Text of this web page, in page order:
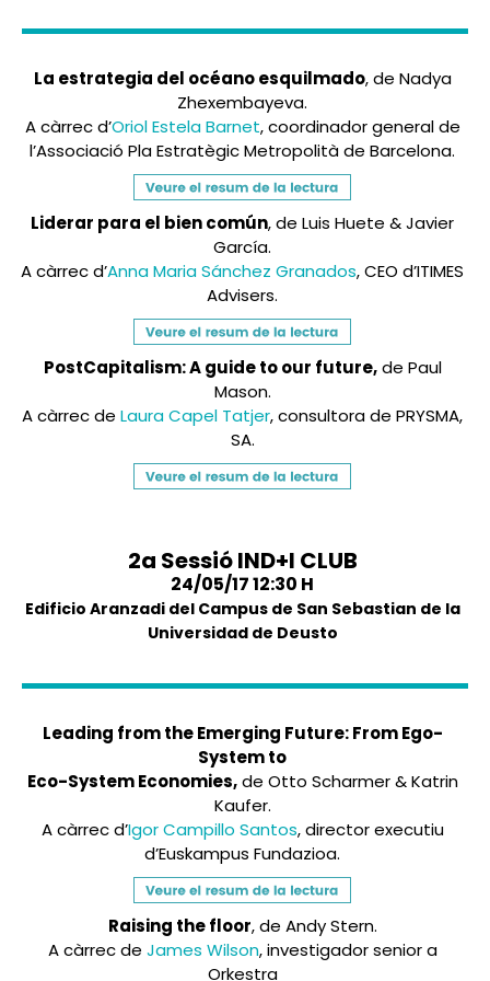
La estrategia del océano esquilmado, de Nadya
Zhexembayeva.
A càrrec d’Oriol Estela Barnet, coordinador general de
l’Associació Pla Estratègic Metropolità de Barcelona.
Liderar para el bien común, de Luis Huete & Javier
García.
A càrrec d’Anna Maria Sánchez Granados, CEO d’ITIMES
Advisers.
PostCapitalism: A guide to our future,de Paul
Mason.
A càrrec de Laura Capel Tatjer, consultora de PRYSMA,
SA.
2a Sessió IND+I CLUB
24/05/17 12:30 H
Edificio Aranzadi del Campus de San Sebastian de la
Universidad de Deusto
Leading from the Emerging Future: From Ego-
System to
Eco-System Economies,de Otto Scharmer & Katrin
Kaufer.
A càrrec d’Igor Campillo Santos, director executiu
d’Euskampus Fundazioa.
Raising the floor, de Andy Stern.
A càrrec de James Wilson, investigador senior a
Orkestra